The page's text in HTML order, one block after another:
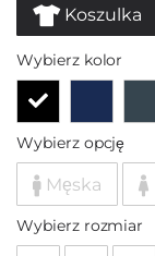
Koszulka
Wybierz kolor
Wybierz opcję
Męska
Wybierz rozmiar